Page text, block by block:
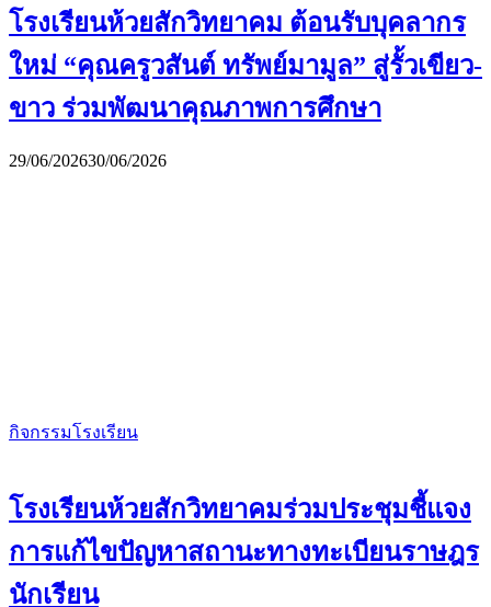
โรงเรียนห้วยสักวิทยาคม ต้อนรับบุคลากร
ใหม่ “คุณครูวสันต์ ทรัพย์มามูล” สู่รั้วเขียว-
ขาว ร่วมพัฒนาคุณภาพการศึกษา
29/06/202630/06/2026
กิจกรรมโรงเรียน
โรงเรียนห้วยสักวิทยาคมร่วมประชุมชี้แจง
การแก้ไขปัญหาสถานะทางทะเบียนราษฎร
นักเรียน